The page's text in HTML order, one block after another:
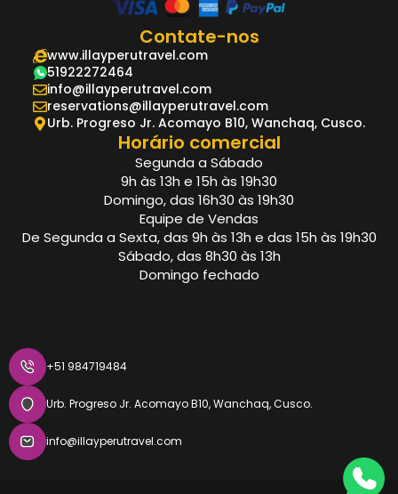
Contate-nos
www.illayperutravel.com
51922272464
info@illayperutravel.com
reservations@illayperutravel.com
Urb. Progreso Jr. Acomayo B10, Wanchaq, Cusco.
Horário comercial
Segunda a Sábado
9h às 13h e 15h às 19h30
Domingo, das 16h30 às 19h30
Equipe de Vendas
De Segunda a Sexta, das 9h às 13h e das 15h às 19h30
Sábado, das 8h30 às 13h
Domingo fechado
+51 984719484
Urb. Progreso Jr. Acomayo B10, Wanchaq, Cusco.
info@illayperutravel.com